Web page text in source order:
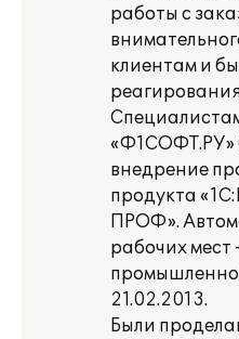
работы с
клиентам и
«Ф1СОФТ.РУ»
внедрение
продукта
ПРОФ».
рабочих мест
21.02.2013.
Были